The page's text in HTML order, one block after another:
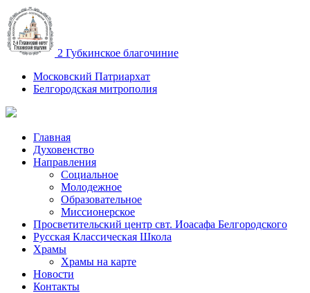
2 Губкинское благочиние
Московский Патриархат
Белгородская митрополия
Главная
Духовенство
Направления
Социальное
Молодежное
Образовательное
Миссионерское
Просветительский центр свт. Иоасафа Белгородского
Русская Классическая Школа
Храмы
Храмы на карте
Новости
Контакты